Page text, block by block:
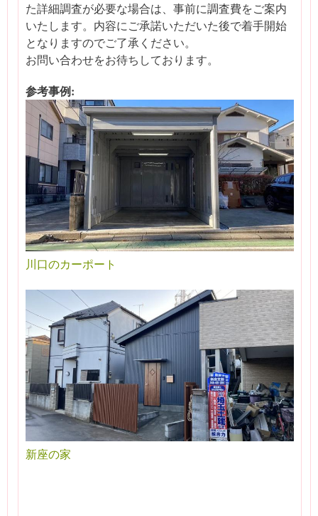
た詳細調査が必要な場合は、事前に調査費をご案内
いたします。内容にご承諾いただいた後で着手開始
となりますのでご了承ください。
お問い合わせをお待ちしております。
参考事例:
川口のカーポート
新座の家